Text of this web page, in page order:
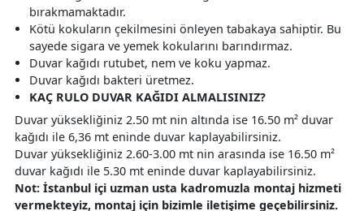
bırakmamaktadır.
Kötü kokuların çekilmesini önleyen tabakaya sahiptir. Bu
sayede sigara ve yemek kokularını barındırmaz.
Duvar kağıdı rutubet, nem ve koku yapmaz.
Duvar kağıdı bakteri üretmez.
KAÇ RULO DUVAR KAĞIDI ALMALISINIZ?
Duvar yüksekliğiniz 2.50 mt nin altında ise 16.50 m² duvar
kağıdı ile 6,36 mt eninde duvar kaplayabilirsiniz.
Duvar yüksekliğiniz 2.60-3.00 mt nin arasında ise 16.50 m²
duvar kağıdı ile 5.30 mt eninde duvar kaplayabilirsiniz.
Not: İstanbul içi uzman usta kadromuzla montaj hizmeti
vermekteyiz, montaj için bizimle iletişime geçebilirsiniz.